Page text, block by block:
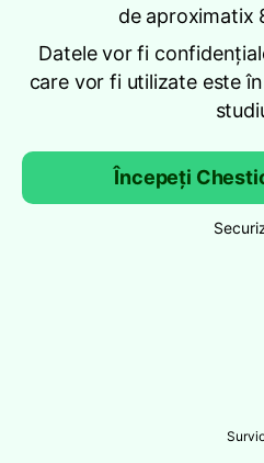
de aproximatix
Datele vor fi
care vor fi utilizate este
Începeți